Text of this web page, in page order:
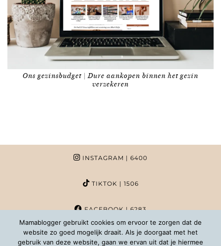
Ons gezinsbudget | Dure aankopen binnen het gezin
verzekeren
INSTAGRAM | 6400
TIKTOK | 1506
FACEBOOK| 6283
PINTEREST | 1020
Mamablogger gebruikt cookies om ervoor te zorgen dat de
website zo goed mogelijk draait. Als je doorgaat met het
gebruik van deze website, gaan we ervan uit dat je hiermee